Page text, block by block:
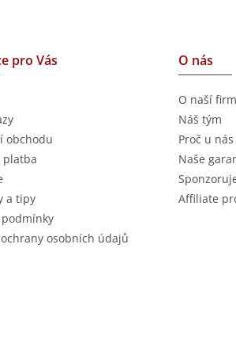
pro Vás
obchodu
platba
a tipy
osobních údajů
O nás
O naší
Náš tým
Proč u
Naše
Affiliate